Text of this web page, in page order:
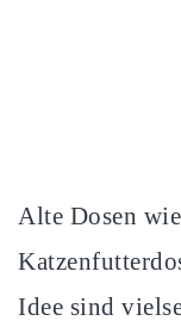
Alte Dosen
Idee sind